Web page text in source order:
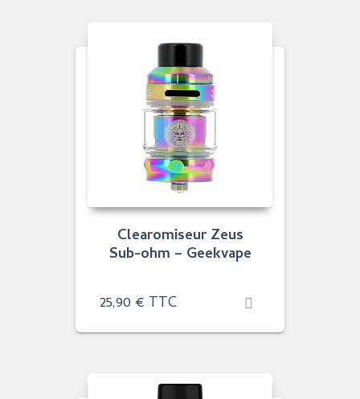
Clearomiseur Zeus
Sub-ohm – Geekvape
25,90 € TTC